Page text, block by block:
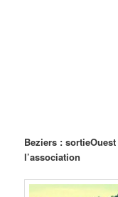
Beziers :
l’association